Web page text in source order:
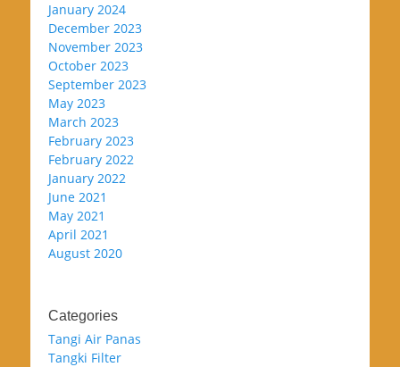
January 2024
December 2023
November 2023
October 2023
September 2023
May 2023
March 2023
February 2023
February 2022
January 2022
June 2021
May 2021
April 2021
August 2020
Categories
Tangi Air Panas
Tangki Filter